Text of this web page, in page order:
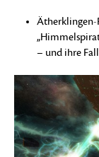
Ätherklingen-
– und ihre